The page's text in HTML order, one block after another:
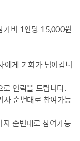
가비 1인당 15,000원
게 기회가 넘어갑니
연락을 드립니다.
자 순번대로 참여가능
순번대로 참여가능